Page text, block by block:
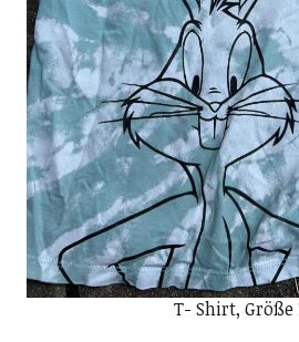
T- Shirt, Größe